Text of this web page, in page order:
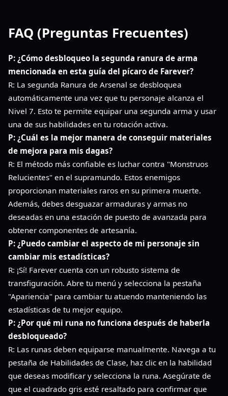
FAQ (Preguntas Frecuentes)
P: ¿Cómo desbloqueo la segunda ranura de arma
mencionada en esta guía del pícaro de Farever?
R: La segunda Ranura de Arsenal se desbloquea
automáticamente una vez que tu personaje alcanza el
Nivel 7. Esto te permite equipar una segunda arma y usar
una de sus habilidades en tu rotación activa.
P: ¿Cuál es la mejor manera de conseguir materiales
de mejora para mis dagas?
R: El método más confiable es luchar contra "Monstruos
Relucientes" en el supramundo. Estos enemigos
proporcionan materiales raros en su primera muerte.
Además, debes desguazar armaduras y armas no
deseadas en una estación de puesto de avanzada para
obtener componentes de artesanía.
P: ¿Puedo cambiar el aspecto de mi personaje sin
cambiar mis estadísticas?
R: ¡Sí! Farever cuenta con un robusto sistema de
transfiguración. Abre tu menú y selecciona la pestaña
"Apariencia" para cambiar tu atuendo manteniendo las
estadísticas de tu mejor equipo.
P: ¿Por qué mi runa no funciona después de haberla
desbloqueado?
R: Las runas deben equiparse manualmente. Navega a tu
pestaña de Habilidades de Clase, haz clic en la habilidad
que deseas modificar y selecciona la runa. Asegúrate de
que el cuadrado gris esté resaltado para confirmar que